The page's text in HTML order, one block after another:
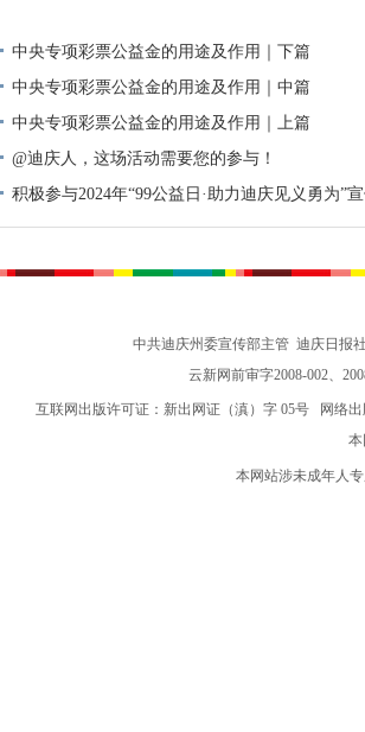
中央专项彩票公益金的用途及作用｜下篇
中央专项彩票公益金的用途及作用｜中篇
中央专项彩票公益金的用途及作用｜上篇
@迪庆人，这场活动需要您的参与！
积极参与2024年“99公益日·助力迪庆见义勇为”
动倡议书